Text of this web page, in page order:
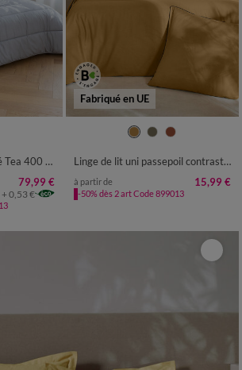
Couette coton imprimé Tea 400 g/m²
79,99 €
+ 0,53 €
Fabriqué en UE
Linge de lit uni passepoil contrasté collection "Intemporelle" - flanelle 150 g/m²
à partir de 15,99 €
-50% dès 2 art Code 899013